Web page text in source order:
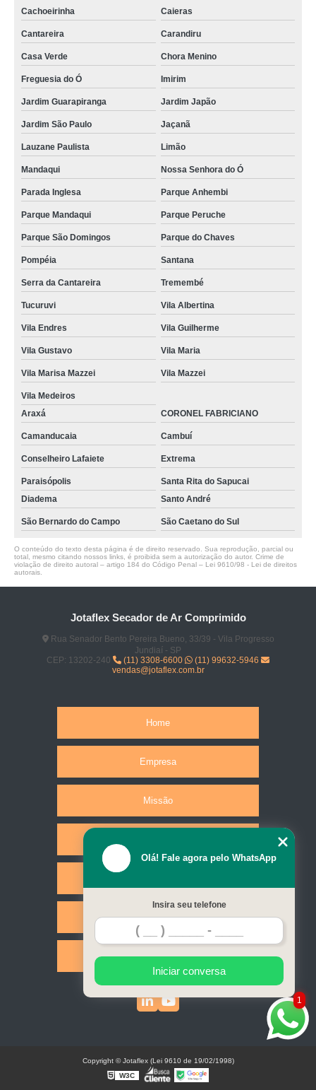
Cachoeirinha Caieras
Cantareira Carandiru
Casa Verde Chora Menino
Freguesia do Ó Imirim
Jardim Guarapiranga Jardim Japão
Jardim São Paulo Jaçanã
Lauzane Paulista Limão
Mandaqui Nossa Senhora do Ó
Parada Inglesa Parque Anhembi
Parque Mandaqui Parque Peruche
Parque São Domingos Parque do Chaves
Pompéia Santana
Serra da Cantareira Tremembé
Tucuruvi Vila Albertina
Vila Endres Vila Guilherme
Vila Gustavo Vila Maria
Vila Marisa Mazzei Vila Mazzei
Vila Medeiros
Araxá
CORONEL FABRICIANO
Camanducaia Cambuí
Conselheiro Lafaiete Extrema
Paraisópolis
Santa Rita do Sapucai
Diadema
Santo André
São Bernardo do Campo São Caetano do Sul
O conteúdo do texto desta página é de direito reservado. Sua reprodução, parcial ou
total, mesmo citando nossos links, é proibida sem a autorização do autor. Crime de
violação de direito autoral – artigo 184 do Código Penal – Lei 9610/98 - Lei de direitos
autorais
Jotaflex Secador de Ar Comprimido
Rua Senador Bento Pereira Bueno, 33/39 - Vila Progresso
Jundiaí - SP
CEP: 13202-240
(11) 3308-6600
(11) 99632-5946
vendas@jotaflex.com.br
Home
Empresa
Missão
Contato
Mapa do site
1
Olá! Fale agora pelo WhatsApp
Insira seu telefone
Iniciar conversa
Copyright © Jotaflex (Lei 9610 de 19/02/1998)
W3C